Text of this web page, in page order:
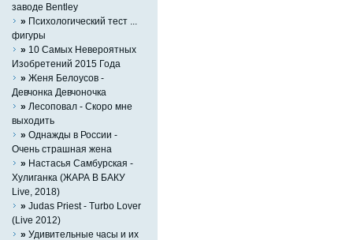
заводе Bentley
» Психологический тест ...
фигуры
» 10 Самых Невероятных
Изобретений 2015 Года
» Женя Белоусов -
Девчонка Девчоночка
» Лесоповал - Скоро мне
выходить
» Однажды в России -
Очень страшная жена
» Настасья Самбурская -
Хулиганка (ЖАРА В БАКУ
Live, 2018)
» Judas Priest - Turbo Lover
(Live 2012)
» Удивительные часы и их